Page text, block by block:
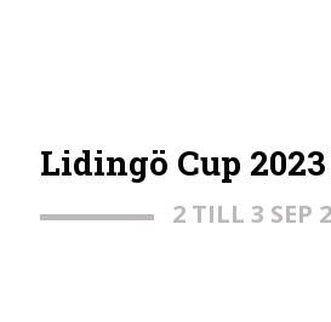
Lidingö Cup
2 TILL 3 SEP